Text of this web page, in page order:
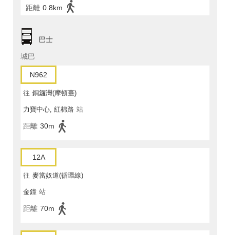
距離 0.8km
巴士
城巴
N962
往 銅鑼灣(摩頓臺)
力寶中心, 紅棉路 站
距離 30m
12A
往 麥當奴道(循環線)
金鐘 站
距離 70m